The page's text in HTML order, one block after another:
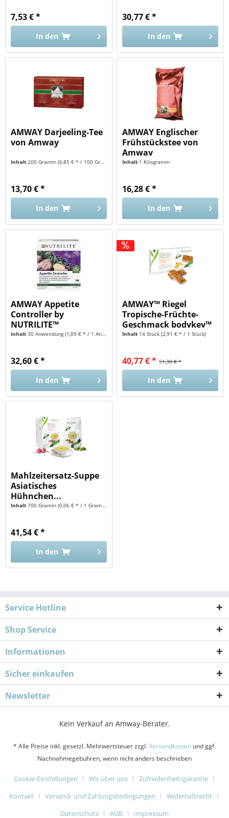
7,53 € *
In den
30,77 € *
In den
AMWAY Darjeeling-Tee
von Amway
Inhalt200 Gramm(6,85 € * / 100 Gramm)
13,70 € *
In den
AMWAY Englischer
Frühstückstee von
Amway
Inhalt 1 Kilogramm
16,28 € *
In den
AMWAY Appetite
Controller by
NUTRILITE™
Inhalt30 Anwendung(1,09 € * / 1 Anwendung)
32,60 € *
In den
AMWAY™ Riegel
Tropische-Früchte-
Geschmack bodykey™
Inhalt 14 Stück(2,91 € * / 1 Stück)
51,30 € *
40,77 € *
In den
Mahlzeitersatz-Suppe
Asiatisches
Hühnchen...
Inhalt700 Gramm(0,06 € * / 1 Gramm)
41,54 € *
In den
Service Hotline
Shop Service
Informationen
Sicher einkaufen
Newsletter
Kein Verkauf an Amway-Berater.
* Alle Preise inkl. gesetzl. Mehrwertsteuer zzgl.Versandkosten und ggf.
Nachnahmegebühren, wenn nicht anders beschrieben
Cookie-Einstellungen Wir über uns
Zufriedenheitsgarantie
Kontakt
Versand- und Zahlungsbedingungen
Widerrufsrecht
Datenschutz
AGB Impressum